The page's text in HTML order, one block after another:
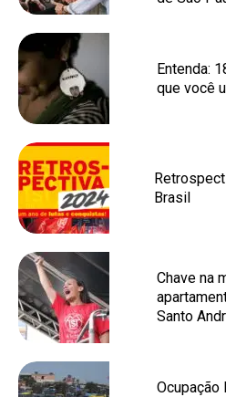
Entenda:
que você
Brasil
Chave na
Santo
Ocupação